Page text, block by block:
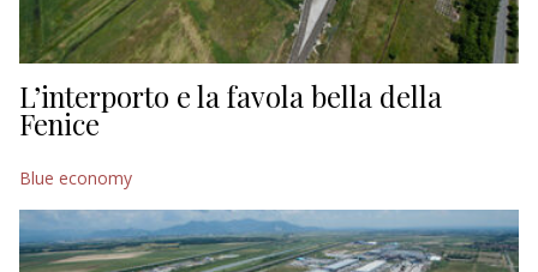
L’interporto e la favola bella della
Fenice
Blue economy